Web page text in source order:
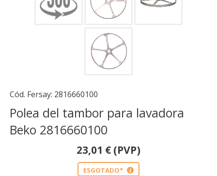
Cód. Fersay: 2816660100
Polea del tambor para lavadora
Beko 2816660100
23,01 € (PVP)
ESGOTADO* i